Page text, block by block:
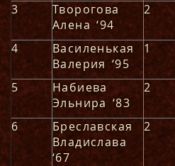
3
Творогова
Алена ‘94
2
4
Василенькая
Валерия ‘95
1
5
Набиева
Эльнира ‘83
2
6
Бреславская
Владислава
‘67
2